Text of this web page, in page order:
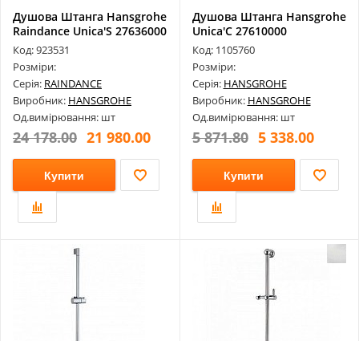
Душова Штанга Hansgrohe
Raindance Unica'S 27636000
Код: 923531
Розміри:
Серія: RAINDANCE
Виробник: HANSGROHE
Од.вимірювання: шт
24 178.00 21 980.00
Купити
Душова Штанга Hansgrohe
Unica'C 27610000
Код: 1105760
Розміри:
Серія: HANSGROHE
Виробник: HANSGROHE
Од.вимірювання: шт
5 871.80 5 338.00
Купити